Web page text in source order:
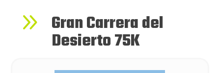
9 Gran Carrera del
Desierto 75K